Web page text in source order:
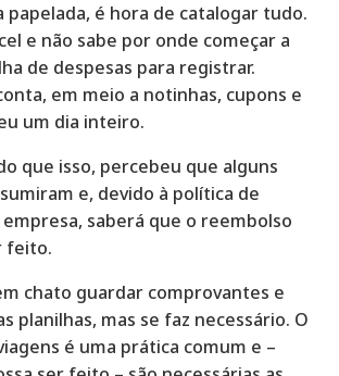
papelada, é hora de catalogar tudo.
e não sabe por onde começar a
de despesas para registrar.
em meio a notinhas, cupons e
um dia inteiro.
que isso, percebeu que alguns
e, devido à política de
saberá que o reembolso
feito.
chato guardar comprovantes e
planilhas, mas se faz necessário. O
é uma prática comum e –